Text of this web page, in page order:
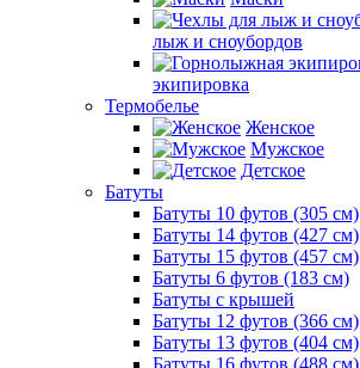
лыж и сноубордов
экипировка
Термобелье
Женское
Мужское
Детское
Батуты
Батуты 10 футов (305 см)
Батуты 14 футов (427 см)
Батуты 15 футов (457 см)
Батуты 6 футов (183 см)
Батуты с крышей
Батуты 12 футов (366 см)
Батуты 13 футов (404 см)
Батуты 16 футов (488 см)